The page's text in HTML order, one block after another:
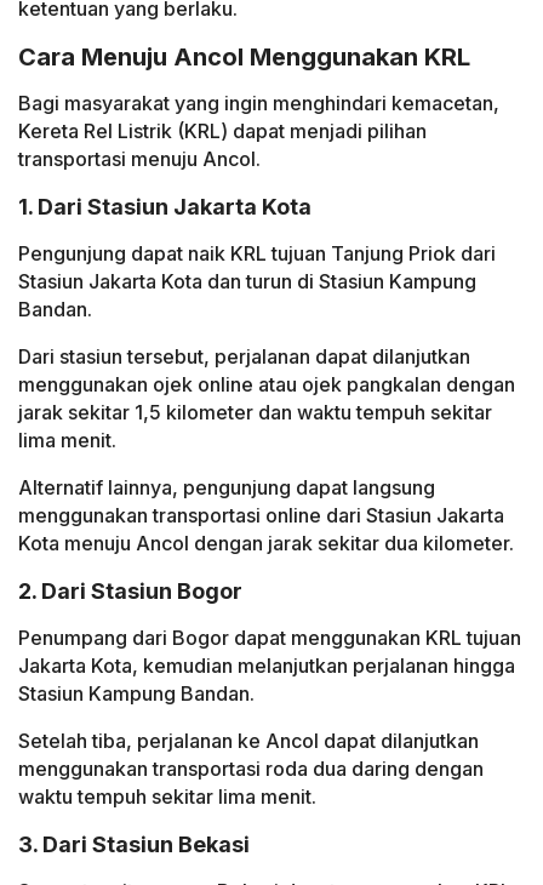
ketentuan yang berlaku.
Cara Menuju Ancol Menggunakan KRL
Bagi masyarakat yang ingin menghindari kemacetan,
Kereta Rel Listrik (KRL) dapat menjadi pilihan
transportasi menuju Ancol.
1. Dari Stasiun Jakarta Kota
Pengunjung dapat naik KRL tujuan Tanjung Priok dari
Stasiun Jakarta Kota dan turun di Stasiun Kampung
Bandan.
Dari stasiun tersebut, perjalanan dapat dilanjutkan
menggunakan ojek online atau ojek pangkalan dengan
jarak sekitar 1,5 kilometer dan waktu tempuh sekitar
lima menit.
Alternatif lainnya, pengunjung dapat langsung
menggunakan transportasi online dari Stasiun Jakarta
Kota menuju Ancol dengan jarak sekitar dua kilometer.
2. Dari Stasiun Bogor
Penumpang dari Bogor dapat menggunakan KRL tujuan
Jakarta Kota, kemudian melanjutkan perjalanan hingga
Stasiun Kampung Bandan.
Setelah tiba, perjalanan ke Ancol dapat dilanjutkan
menggunakan transportasi roda dua daring dengan
waktu tempuh sekitar lima menit.
3. Dari Stasiun Bekasi